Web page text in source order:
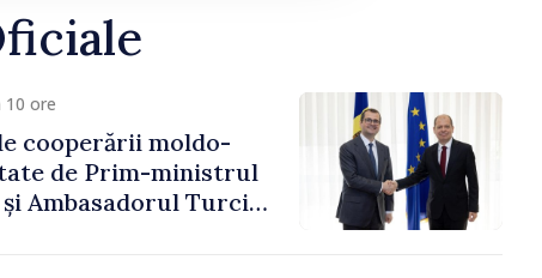
10 ore
cooperării moldo-
de Prim-ministrul
Ambasadorul Turciei,